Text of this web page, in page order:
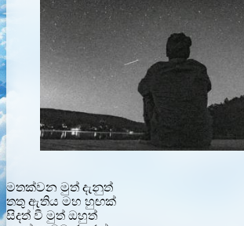
මතක්වන මුත් දැනුත්
තතු ඇතිය මහ හුඟක්
සිදත් වී මුත් ඔහුත්